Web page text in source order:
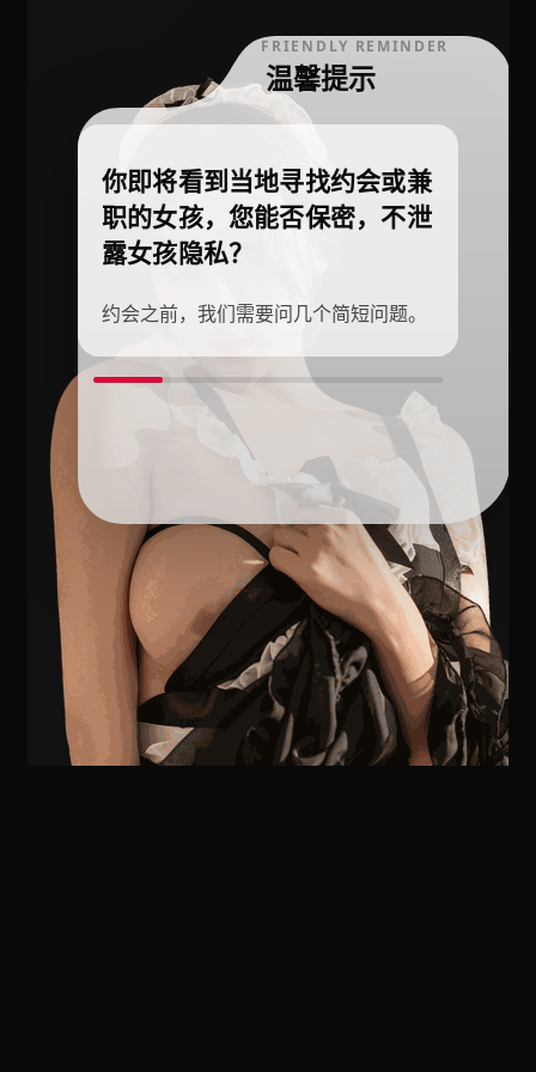
FRIENDLY REMINDER
温馨提示
你即将看到当地寻找约会或兼
职的女孩，您能否保密，不泄
露女孩隐私？
约会之前，我们需要问几个简短问题。